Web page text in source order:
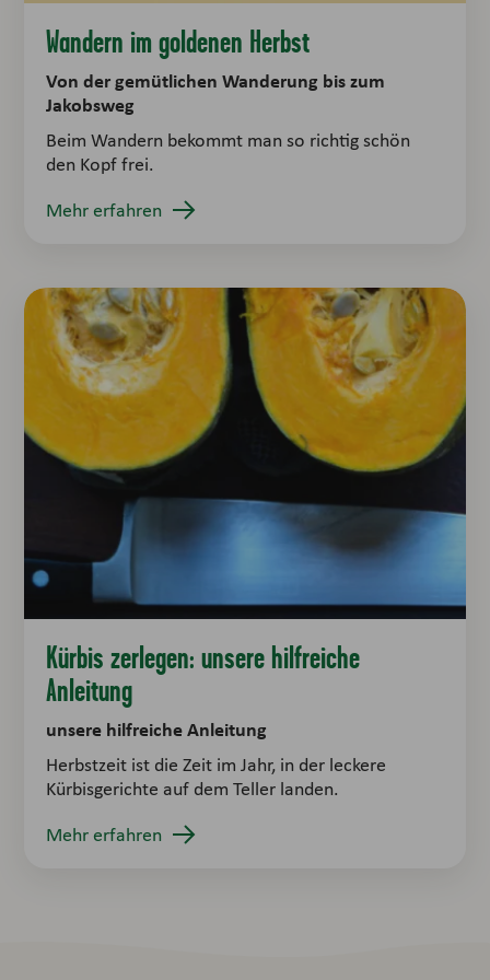
Wandern im goldenen Herbst
Von der gemütlichen Wanderung bis zum
Jakobsweg
Beim Wandern bekommt man so richtig schön
den Kopf frei.
Mehr erfahren
Kürbis zerlegen: unsere hilfreiche
Anleitung
unsere hilfreiche Anleitung
Herbstzeit ist die Zeit im Jahr, in der leckere
Kürbisgerichte auf dem Teller landen.
Mehr erfahren